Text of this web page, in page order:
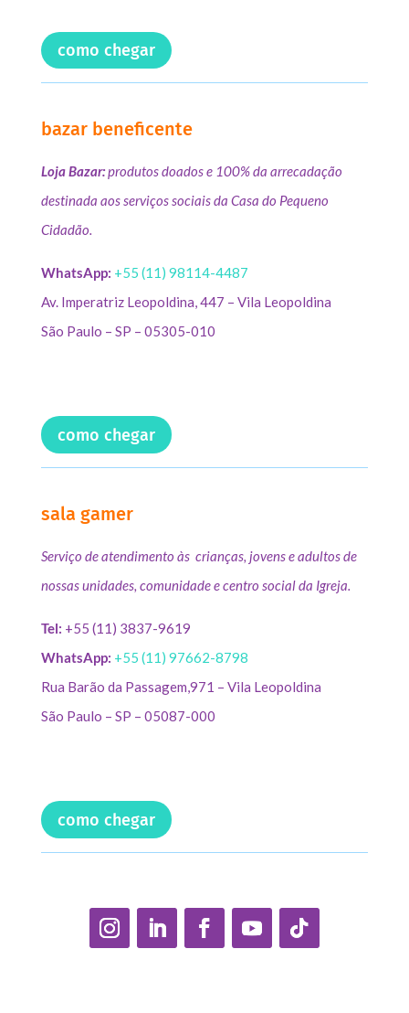
como chegar
bazar beneficente
Loja Bazar:produtos doados e 100% da arrecadação
destinada aos serviços sociais da Casa do Pequeno
Cidadão.
WhatsApp: +55 (11) 98114-4487
Av. Imperatriz Leopoldina, 447 – Vila Leopoldina
São Paulo – SP – 05305-010
como chegar
sala gamer
Serviço de atendimento às crianças, jovens e adultos de
nossas unidades, comunidade e centro social da Igreja.
Tel: +55 (11) 3837-9619
WhatsApp: +55 (11) 97662-8798
Rua Barão da Passagem,971 – Vila Leopoldina
São Paulo – SP – 05087-000
como chegar